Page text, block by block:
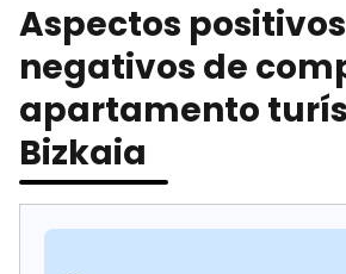
Aspectos
negativos de
apartamento
Bizkaia